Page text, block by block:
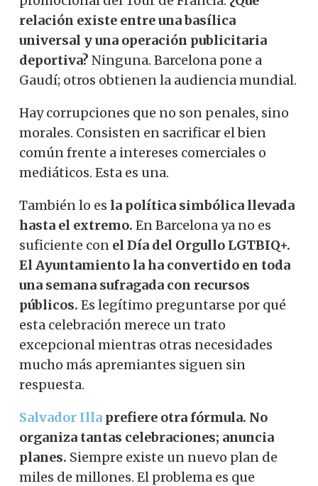
relación existe entre una basílica
universal y una operación publicitaria
deportiva? Ninguna. Barcelona pone a
Gaudí; otros obtienen la audiencia mundial.
Hay corrupciones que no son penales, sino
morales. Consisten en sacrificar el bien
común frente a intereses comerciales o
mediáticos. Esta es una.
También lo es la política simbólica llevada
hasta el extremo. En Barcelona ya no es
suficiente con el Día del Orgullo LGTBIQ+.
El Ayuntamiento la ha convertido en toda
una semana sufragada con recursos
públicos. Es legítimo preguntarse por qué
esta celebración merece un trato
excepcional mientras otras necesidades
mucho más apremiantes siguen sin
respuesta.
Salvador Illa prefiere otra fórmula. No
organiza tantas celebraciones; anuncia
planes. Siempre existe un nuevo plan de
miles de millones. El problema es que